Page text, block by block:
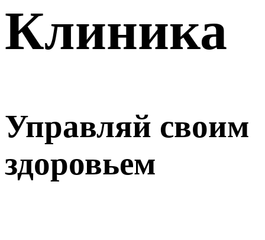
Клиника
Управляй своим
здоровьем